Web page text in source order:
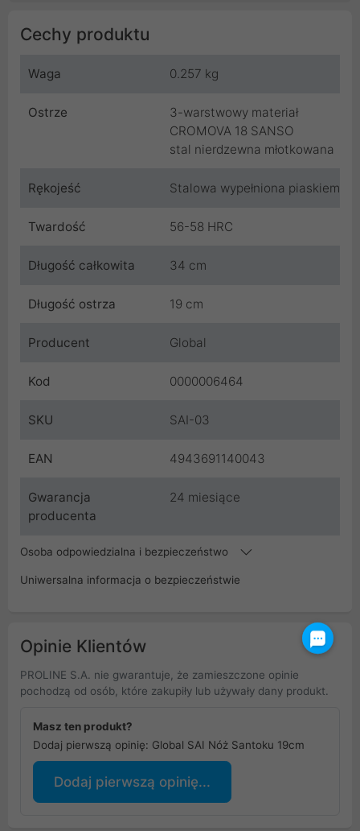
Cechy produktu
Waga 0.257 kg
Ostrze
3-warstwowy materiał
CROMOVA 18 SANSO
stal nierdzewna młotkowana
Rękojeść Stalowa wypełniona piaskiem
Twardość 56-58 HRC
Długość całkowita 34 cm
Długość ostrza 19 cm
Producent Global
Kod 0000006464
SKU SAI-03
EAN 4943691140043
Gwarancja
producenta
24 miesiące
Osoba odpowiedzialna i bezpieczeństwo
Uniwersalna informacja o bezpieczeństwie
Opinie Klientów
PROLINE S.A. nie gwarantuje, że zamieszczone opinie
pochodzą od osób, które zakupiły lub używały dany produkt.
Masz ten produkt?
Dodaj pierwszą opinię: Global SAI Nóż Santoku 19cm
Dodaj pierwszą opinię...